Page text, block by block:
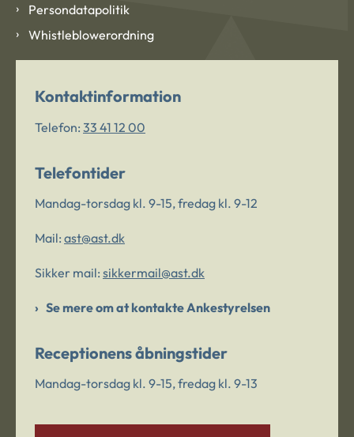
Persondatapolitik
Whistleblowerordning
Kontaktinformation
Telefon: 33 41 12 00
Telefontider
Mandag-torsdag kl. 9-15, fredag kl. 9-12
Mail: ast@ast.dk
Sikker mail: sikkermail@ast.dk
Se mere om at kontakte Ankestyrelsen
Receptionens åbningstider
Mandag-torsdag kl. 9-15, fredag kl. 9-13